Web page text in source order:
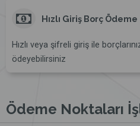
Hızlı Giriş Borç Ödeme
Hızlı veya şifreli giriş ile
ödeyebilirsiniz
Ödeme Noktaları